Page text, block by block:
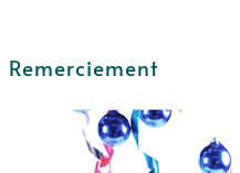
Remerciement